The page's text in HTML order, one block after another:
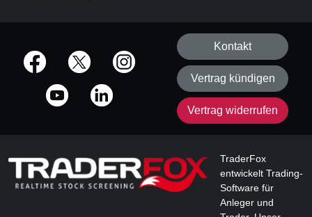
offizielle Social Media-Accounts
Kontakt
Vertrag kündigen
Vertrag widerrufen
TraderFox
entwickelt Trading-
Software für
Anleger und